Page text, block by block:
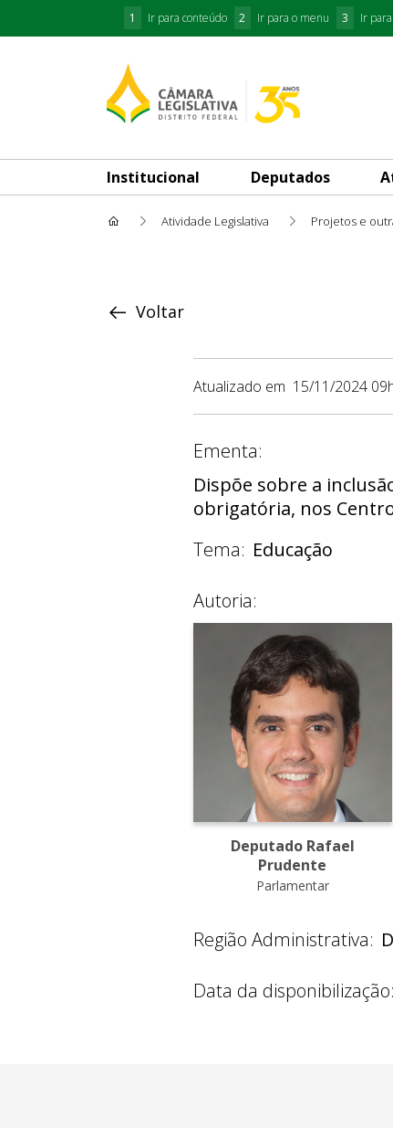
1 Ir para conteúdo 2 Ir para o menu 3 Ir
Institucional Deputados
Atividade Legislativa Projetos e
Voltar
Atualizado em 15/11/2024
Ementa:
Dispõe sobre a
obrigatória, nos
Tema: Educação
Autoria:
Deputado Rafael
Prudente
Parlamentar
Região Administrativa:
Data da disponibilização: